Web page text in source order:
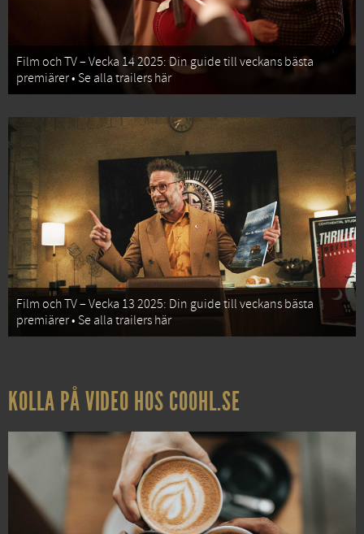
Film och TV – Vecka 14 2025: Din guide till veckans bästa
premiärer • Se alla trailers här
Film och TV – Vecka 13 2025: Din guide till veckans bästa
premiärer • Se alla trailers här
KOLLA PÅ VIDEO HOS COOHL.SE